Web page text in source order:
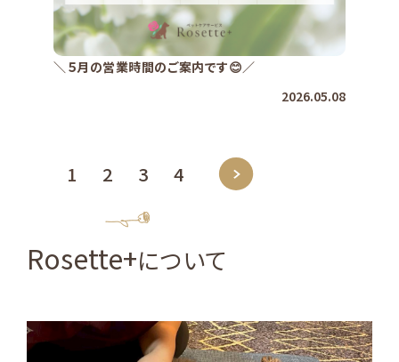
＼５月の営業時間のご案内です😊／
2026.05.08
1 2 3 4
Rosette+について